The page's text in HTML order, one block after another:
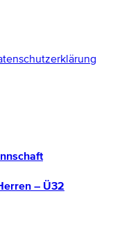
– Ü32